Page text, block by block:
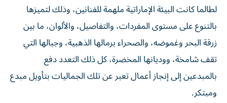
لطالما كانت البيئة الإماراتية ملهمة للفنانين، وذلك لتميزها
بالتنوع على مستوى المفردات، والتفاصيل، والألوان، ما بين
زرقة البحر وغموضه، والصحراء برمالها الذهبية، وجبالها التي
تقف شامخة، ووديانها المخضرة، كل ذلك التعدد دفع
بالمبدعين إلى إنجاز أعمال تعبر عن تلك الجماليات بتأويل مبدع
ومبتكر.